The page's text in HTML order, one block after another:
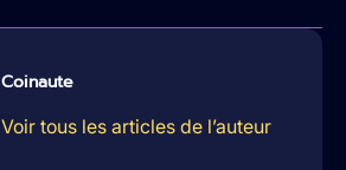
Coinaute
Voir tous les articles de l’auteur